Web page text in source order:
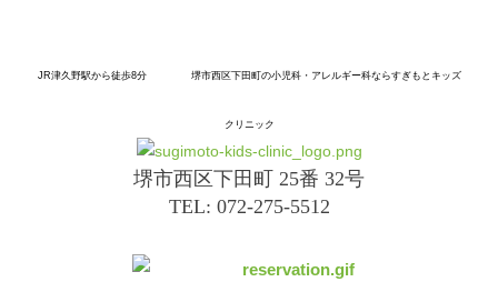
JR津久野駅から徒歩8分 堺市西区下田町の小児科・アレルギー科ならすぎもと キッズ
クリニック
堺市西区下田町 25番 32号
TEL: 072-275-5512